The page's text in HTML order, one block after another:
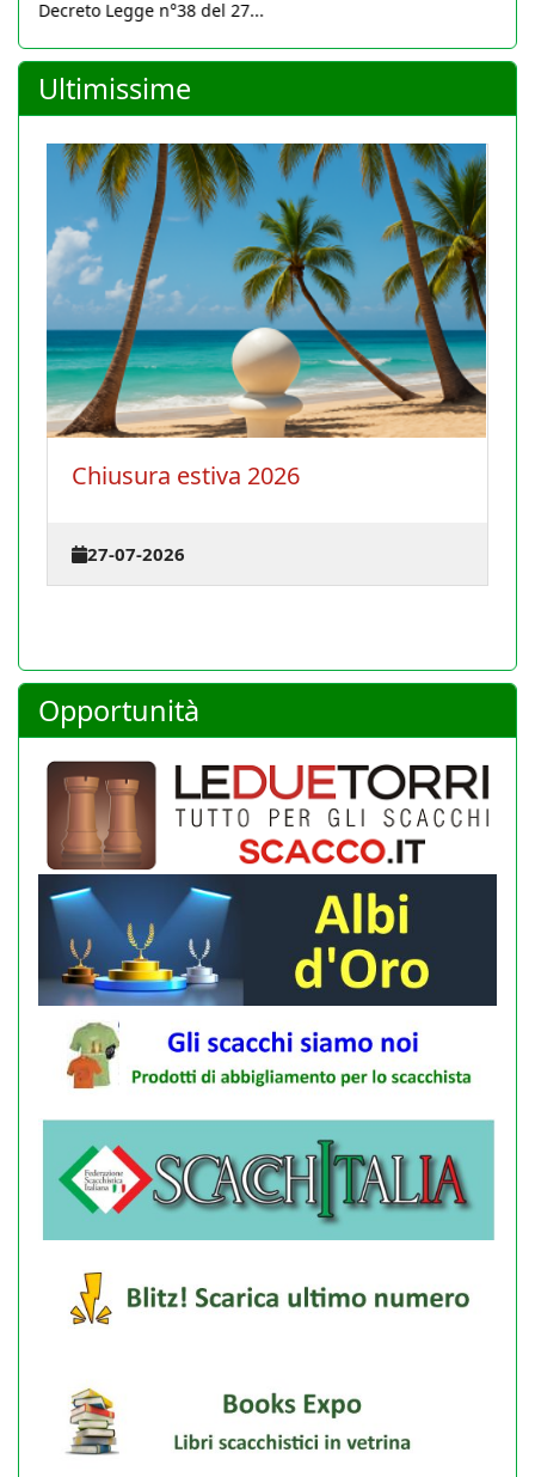
Decreto Legge n°38 del 27...
Ultimissime
La Conferenza degli istruttori si
23-07-2026
Opportunità